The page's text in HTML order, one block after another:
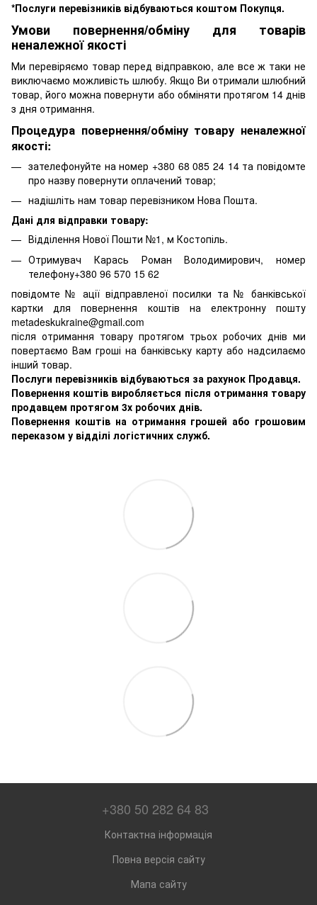
*Послуги перевізників відбуваються коштом Покупця.
Умови повернення/обміну для товарів
неналежної якості
Ми перевіряємо товар перед відправкою, але все ж таки не
виключаємо можливість шлюбу. Якщо Ви отримали шлюбний
товар, його можна повернути або обміняти протягом 14 днів
з дня отримання.
Процедура повернення/обміну товару неналежної
якості:
зателефонуйте на номер +380 68 085 24 14 та повідомте
про назву повернути оплачений товар;
надішліть нам товар перевізником Нова Пошта.
Дані для відправки товару:
Відділення Нової Пошти №1, м Костопіль.
Отримувач Карась Роман Володимирович, номер
телефону+380 96 570 15 62
повідомте № ації відправленої посилки та № банківської
картки для повернення коштів на електронну пошту
metadeskukraine@gmail.com
після отримання товару протягом трьох робочих днів ми
повертаємо Вам гроші на банківську карту або надсилаємо
інший товар.
Послуги перевізників відбуваються за рахунок Продавця.
Повернення коштів виробляється після отримання товару
продавцем протягом 3х робочих днів.
Повернення коштів на отримання грошей або грошовим
переказом у відділі логістичних служб.
+380 50 282 64 83
Контактна інформація
Повна версія сайту
Мапа сайту